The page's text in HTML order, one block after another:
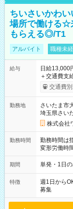
ちいさいかわ
場所で働ける☆
もらえる◎/T1
アルバイト 職種未
給与
日給13,000
＋交通費支給 ★交通費全額支給！ ┗案件により規定あり
いOK！（
ンビニATMか
交通費
勤務地
さいたま市
埼玉県さい
株式会社
勤務時間
勤務時間は
変形労働時間制 想
～21：00
期間 単発・1日
特徴
週1日から
募集